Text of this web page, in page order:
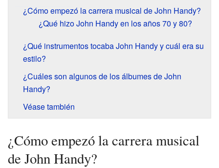
¿Cómo empezó la carrera musical de John Handy?
¿Qué hizo John Handy en los años 70 y 80?
¿Qué instrumentos tocaba John Handy y cuál era su
estilo?
¿Cuáles son algunos de los álbumes de John
Handy?
Véase también
¿Cómo empezó la carrera musical
de John Handy?